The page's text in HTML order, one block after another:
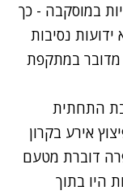
במוסקבה - כך
ידועות נסיבות
מדובר במתקפת
התחתית
אירע בקרון
דוברת מטעם
היו בתוך